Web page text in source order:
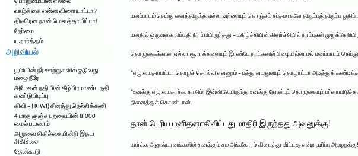
பொறுமையின் எல்லை
வாழ்க்கை என்ன விளையாட்டா?
திடீரென நான் மௌத்தாயிட்டா!
நேர்மை
யதார்த்தம்
அறிவியல்
பூமியின் நீர் ஊற்றுகளில் ஓடுவது
மழை நீரே
அமேசன் நதியின் கீழ் பிரமாண்ட நதி
கண்டுபிடிப்பு
கிவி – ( KIWI) சீனத்து நெல்லிக்கனி
4 மாத குஞ்சு பறவையின் 8,000
மைல் பயணம்
அறுவை சிகிச்சையின்றி இதய
சிகிச்சை
தேன்கூடு
மனப்பாடம் செய்து வைத்திருந்த எல்லாவற்றையும் கொஞ்சம் சப்தமாகவே திரும்பத் திரும்ப
மனதில் ஒருவகை நிம்மதி நிரம்பியிருந்தது – மகிழ்ச்சியின் கிளர்ச்சியில் நரம்புகள்
தொழுகைக்கான எல்லா சூராக்களையும் இரண்டே நாட்களில் பிழையில்லாமல் மனப்பாடம்
“ஏழு வயதாயிட்டா தொழச் சொல்லி ஏவணும் – பத்து வயதுலயும் தொழாட்டா அடித்துக்
“உனக்கு ஏழு வயசாச்சு, காசிம்! இன்னிலேயிருந்து உனக்கு நோன்பும் தொழுகையும்
நினைத்துக் கொண்டான்.
தான் பெரிய மனிதனாகிவிட்டது மாதிரி இருந்தது அவனுக்கு!
மார்க்க அனுஷ்டானங்களில் தனக்கும் சம அங்கீகாரம் கிடைத்து விட்டது என்ற பூரிப்பு